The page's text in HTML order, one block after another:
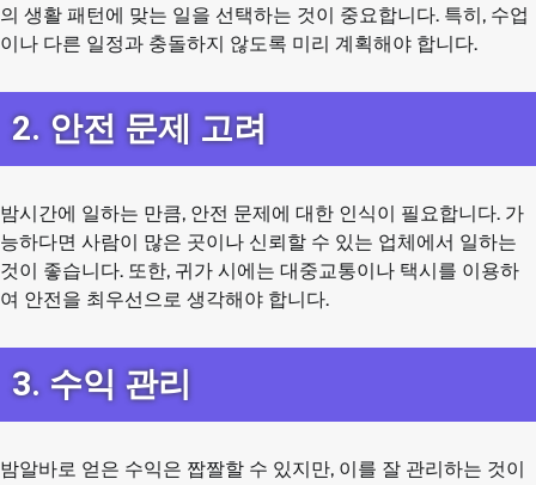
의 생활 패턴에 맞는 일을 선택하는 것이 중요합니다. 특히, 수업
이나 다른 일정과 충돌하지 않도록 미리 계획해야 합니다.
2. 안전 문제 고려
밤시간에 일하는 만큼, 안전 문제에 대한 인식이 필요합니다. 가
능하다면 사람이 많은 곳이나 신뢰할 수 있는 업체에서 일하는
것이 좋습니다. 또한, 귀가 시에는 대중교통이나 택시를 이용하
여 안전을 최우선으로 생각해야 합니다.
3. 수익 관리
밤알바로 얻은 수익은 짭짤할 수 있지만, 이를 잘 관리하는 것이